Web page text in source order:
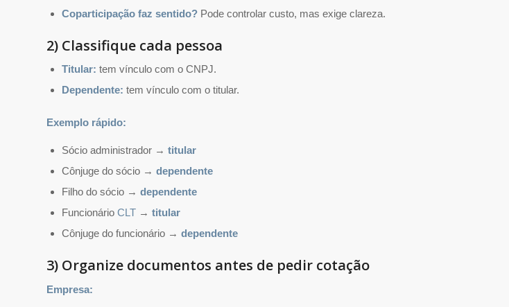
Coparticipação faz sentido? Pode controlar custo, mas exige clareza.
2) Classifique cada pessoa
Titular: tem vínculo com o CNPJ.
Dependente: tem vínculo com o titular.
Exemplo rápido:
Sócio administrador → titular
Cônjuge do sócio → dependente
Filho do sócio → dependente
Funcionário CLT → titular
Cônjuge do funcionário → dependente
3) Organize documentos antes de pedir cotação
Empresa: